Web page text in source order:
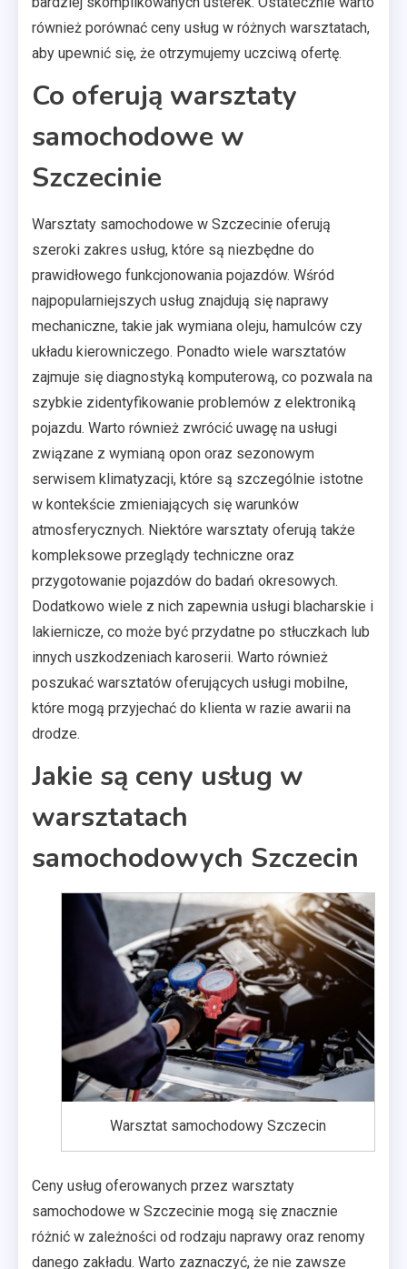
również porównać ceny usług w różnych warsztatach,
aby upewnić się, że otrzymujemy uczciwą ofertę.
Co oferują warsztaty
samochodowe w
Szczecinie
Warsztaty samochodowe w Szczecinie oferują
szeroki zakres usług, które są niezbędne do
prawidłowego funkcjonowania pojazdów. Wśród
najpopularniejszych usług znajdują się naprawy
mechaniczne, takie jak wymiana oleju, hamulców czy
układu kierowniczego. Ponadto wiele warsztatów
zajmuje się diagnostyką komputerową, co pozwala na
szybkie zidentyfikowanie problemów z elektroniką
pojazdu. Warto również zwrócić uwagę na usługi
związane z wymianą opon oraz sezonowym
serwisem klimatyzacji, które są szczególnie istotne
w kontekście zmieniających się warunków
atmosferycznych. Niektóre warsztaty oferują także
kompleksowe przeglądy techniczne oraz
przygotowanie pojazdów do badań okresowych.
Dodatkowo wiele z nich zapewnia usługi blacharskie i
lakiernicze, co może być przydatne po stłuczkach lub
innych uszkodzeniach karoserii. Warto również
poszukać warsztatów oferujących usługi mobilne,
które mogą przyjechać do klienta w razie awarii na
drodze.
Jakie są ceny usług w
warsztatach
samochodowych Szczecin
Warsztat samochodowy Szczecin
Ceny usług oferowanych przez warsztaty
samochodowe w Szczecinie mogą się znacznie
różnić w zależności od rodzaju naprawy oraz renomy
danego zakładu. Warto zaznaczyć, że nie zawsze